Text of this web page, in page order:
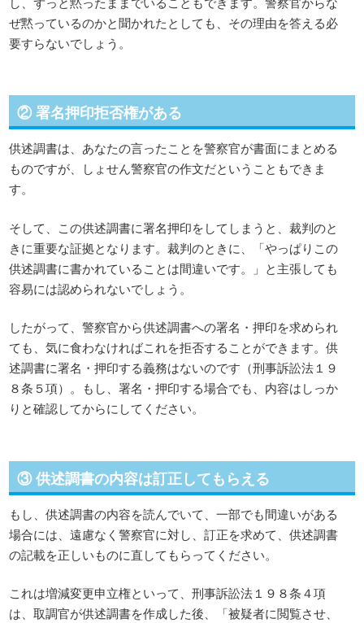
ぜ黙っているのかと聞かれたとしても、その理由を答える必
要すらないでしょう。
② 署名押印拒否権がある
供述調書は、あなたの言ったことを警察官が書面にまとめる
ものですが、しょせん警察官の作文だということもできま
す。
そして、この供述調書に署名押印をしてしまうと、裁判のと
きに重要な証拠となります。裁判のときに、「やっぱりこの
供述調書に書かれていることは間違いです。」と主張しても
容易には認められないでしょう。
したがって、警察官から供述調書への署名・押印を求められ
ても、気に食わなければこれを拒否することができます。供
述調書に署名・押印する義務はないのです（刑事訴訟法１９
８条５項）。もし、署名・押印する場合でも、内容はしっか
りと確認してからにしてください。
③ 供述調書の内容は訂正してもらえる
もし、供述調書の内容を読んでいて、一部でも間違いがある
場合には、遠慮なく警察官に対し、訂正を求めて、供述調書
の記載を正しいものに直してもらってください。
これは増減変更申立権といって、刑事訴訟法１９８条４項
は、取調官が供述調書を作成した後、「被疑者に閲覧させ、